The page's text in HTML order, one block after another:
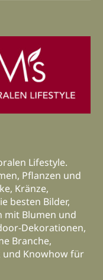
Lifestyle.
Pflanzen und
Kränze,
besten Bilder,
mit Blumen und
Dekorationen,
Branche,
und Knowhow für